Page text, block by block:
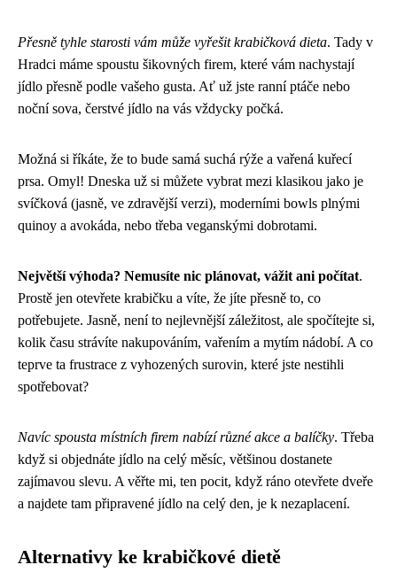
Přesně tyhle starosti vám může vyřešit krabičková dieta. Tady v
Hradci máme spoustu šikovných firem, které vám nachystají
jídlo přesně podle vašeho gusta. Ať už jste ranní ptáče nebo
noční sova, čerstvé jídlo na vás vždycky počká.
Možná si říkáte, že to bude samá suchá rýže a vařená kuřecí
prsa. Omyl! Dneska už si můžete vybrat mezi klasikou jako je
svíčková (jasně, ve zdravější verzi), moderními bowls plnými
quinoy a avokáda, nebo třeba veganskými dobrotami.
Největší výhoda? Nemusíte nic plánovat, vážit ani počítat.
Prostě jen otevřete krabičku a víte, že jíte přesně to, co
potřebujete. Jasně, není to nejlevnější záležitost, ale spočítejte si,
kolik času strávíte nakupováním, vařením a mytím nádobí. A co
teprve ta frustrace z vyhozených surovin, které jste nestihli
spotřebovat?
Navíc spousta místních firem nabízí různé akce a balíčky. Třeba
když si objednáte jídlo na celý měsíc, většinou dostanete
zajímavou slevu. A věřte mi, ten pocit, když ráno otevřete dveře
a najdete tam připravené jídlo na celý den, je k nezaplacení.
Alternativy ke krabičkové dietě